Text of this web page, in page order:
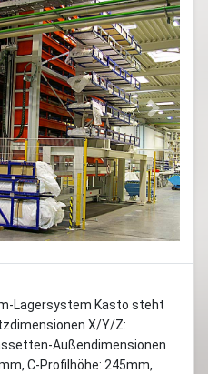
Next
Lagersystem Kasto steht
X/Y/Z:
Außendimensionen
C-Profilhöhe: 245mm,